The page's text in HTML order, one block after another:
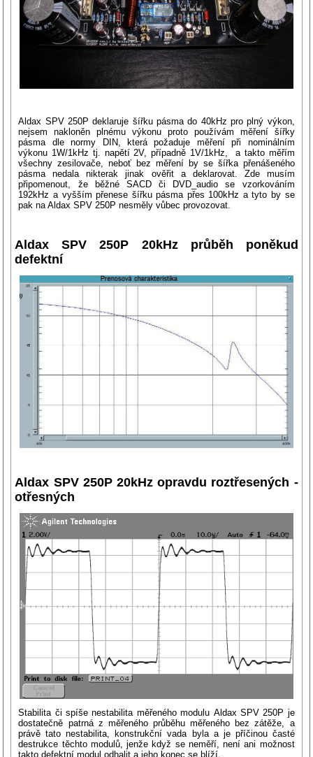
Aldax SPV 250P deklaruje šířku pásma do 40kHz pro plný výkon,
nejsem nakloněn plnému výkonu proto používám měření šířky
pásma dle normy DIN, která požaduje měření při nominálním
výkonu 1W/1kHz tj. napětí 2V, případně 1V/1kHz, a takto měřím
všechny zesilovače, neboť bez měření by se šířka přenášeného
pásma nedala nikterak jinak ověřit a deklarovat. Zde musím
připomenout, že běžné SACD či DVD_audio se vzorkováním
192kHz a vyšším přenese šířku pásma přes 100kHz a tyto by se
pak na Aldax SPV 250P nesměly vůbec provozovat.
Aldax SPV 250P 20kHz průběh poněkud
defektní
Aldax SPV 250P 20kHz opravdu roztřesených -
otřesných
Stabilita či spíše nestabilita měřeného modulu Aldax SPV 250P je
dostatečně patrná z měřeného průběhu měřeného bez zátěže, a
právě tato nestabilita, konstrukční vada byla a je příčinou časté
destrukce těchto modulů, jenže když se neměří, není ani možnost
takto defektní modul odhalit a jeho konec se blíží.